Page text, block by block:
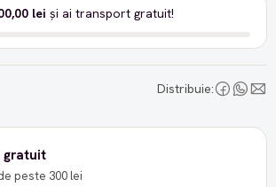
lei și ai transport gratuit!
Distribuie:
gratuit
peste 300 lei